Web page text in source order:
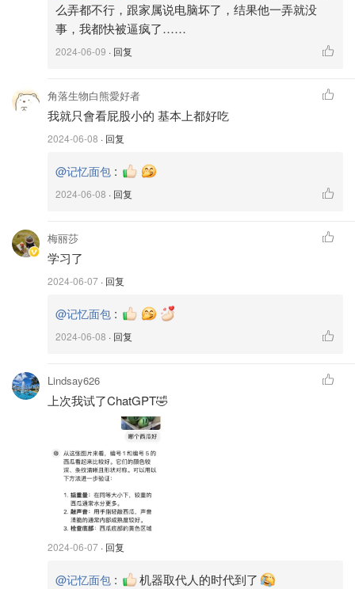
❷瓜皮颜色和花纹
看瓜的花纹够不够深，而且清晰和分散
花纹深是日照时间够，会比较甜😋
花纹还跟品种有关系，比较同批的瓜偏深一点就可以了
然后看肚皮
看看是不是黄，如果白皮是没熟，稍微黄皮是熟的
么弄都不行，跟家属说电脑坏了，结果他一弄就没
事，我都快被逼疯了……
2024-06-09 · 回复
角落生物白熊愛好者
我就只會看屁股小的 基本上都好吃
2024-06-08 · 回复
@记忆面包 :
2024-06-08 · 回复
梅丽莎
学习了
2024-06-07 · 回复
@记忆面包 :
2024-06-08 · 回复
Lindsay626
上次我试了ChatGPT🤣
2024-06-07 · 回复
@记忆面包 : 机器取代人的时代到了